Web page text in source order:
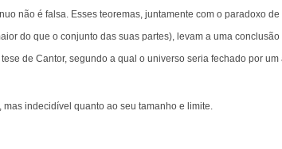
não é falsa. Esses teoremas, juntamente com o paradoxo
do que o conjunto das suas partes), levam a uma
de Cantor, segundo a qual o universo seria fechado por um
indecidível quanto ao seu tamanho e limite.